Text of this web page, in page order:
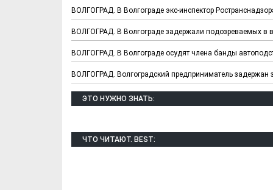
ВОЛГОГРАД. В Волгограде экс-инспектор
ВОЛГОГРАД. В Волгограде задержали подозреваемых в
ВОЛГОГРАД. В Волгограде осудят члена банды
ВОЛГОГРАД. Волгоградский предприниматель задержан
ЭТО НУЖНО ЗНАТЬ:
ЧТО ЧИТАЮТ. BEST: